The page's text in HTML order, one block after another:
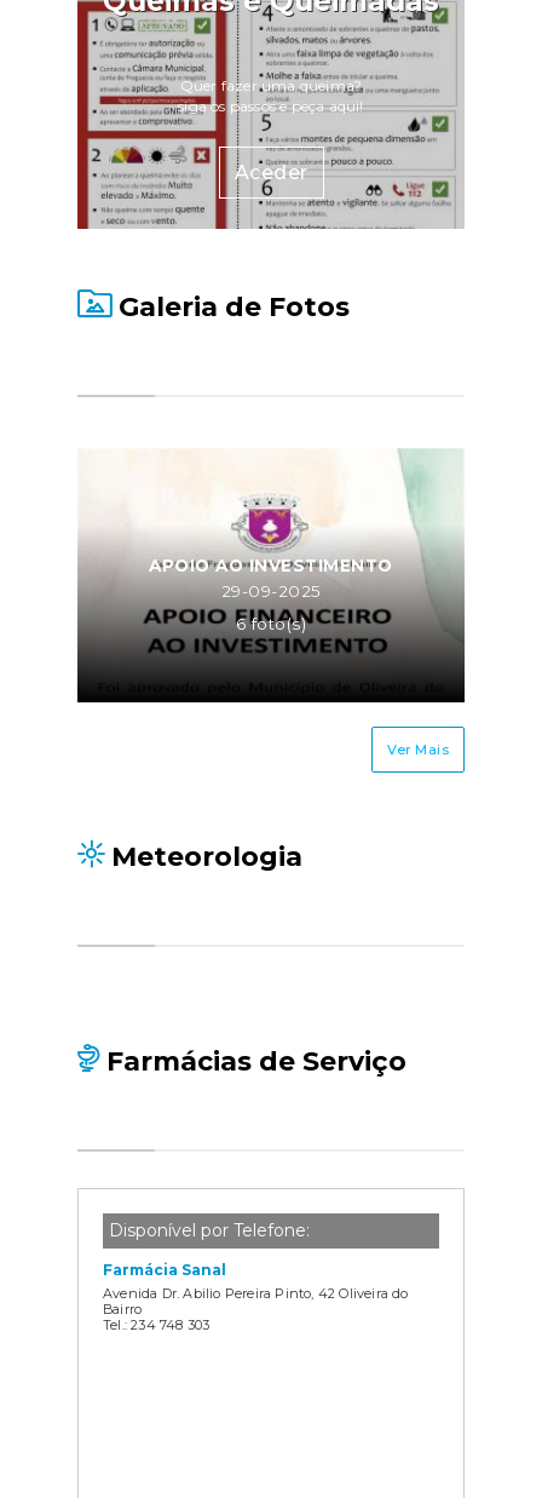
Quer fazer uma queima?
siga os passos e peça aqui!
Aceder
Galeria de Fotos
APOIO AO INVESTIMENTO
29-09-2025
6 foto(s)
Ver Mais
Meteorologia
Farmácias de Serviço
Disponível por Telefone:
Farmácia Sanal
Avenida Dr. Abilio Pereira Pinto, 42 Oliveira do
Bairro
Tel.: 234 748 303